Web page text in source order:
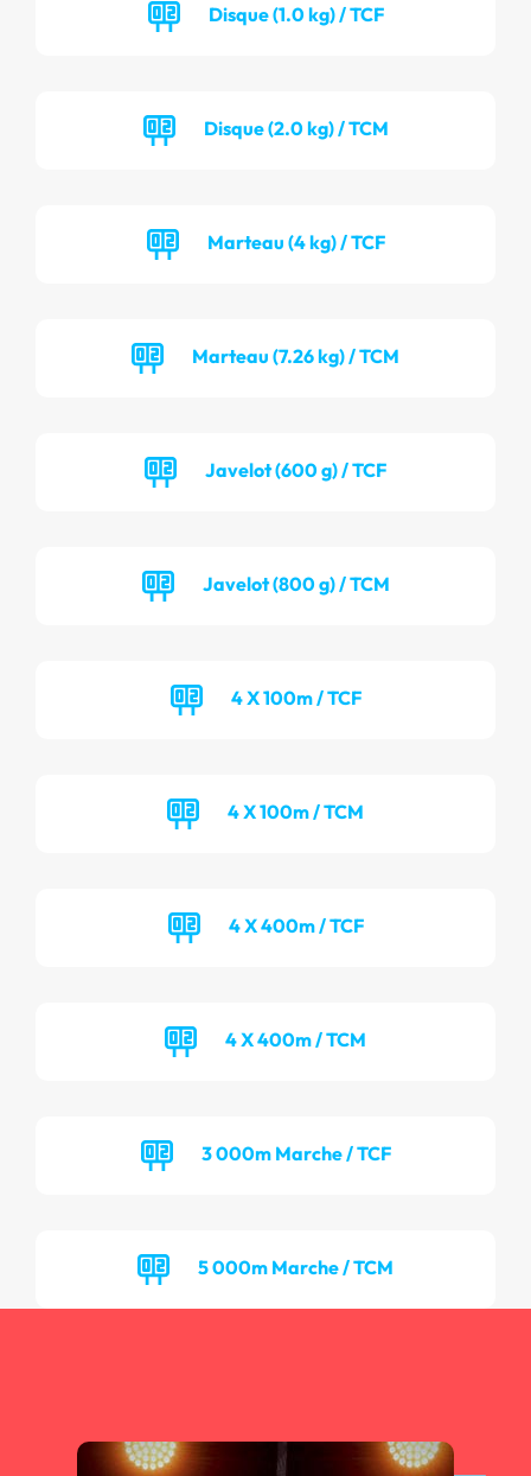
Disque (1.0 kg) / TCF
Disque (2.0 kg) / TCM
Marteau (4 kg) / TCF
Marteau (7.26 kg) / TCM
Javelot (600 g) / TCF
Javelot (800 g) / TCM
4 X 100m / TCF
4 X 100m / TCM
4 X 400m / TCF
4 X 400m / TCM
3 000m Marche / TCF
5 000m Marche / TCM